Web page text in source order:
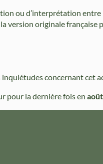
ou d’interprétation
version originale française
inquiétudes concernant cet
pour la dernière fois en